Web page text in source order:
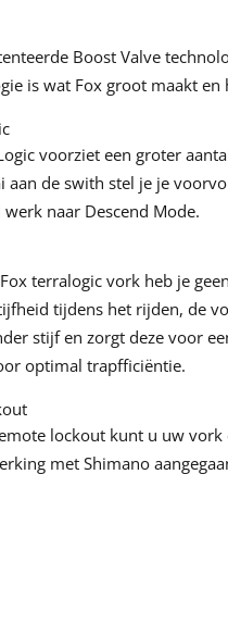
Boost Valve
is wat Fox groot maakt
voorziet een groter
aan de swith stel je je
naar Descend Mode.
terralogic vork heb je
tijdens het rijden, de
stijf en zorgt deze voor
optimal trapfficiëntie.
lockout kunt u uw
met Shimano